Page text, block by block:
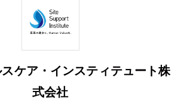
ケア・インスティテュート株
式会社